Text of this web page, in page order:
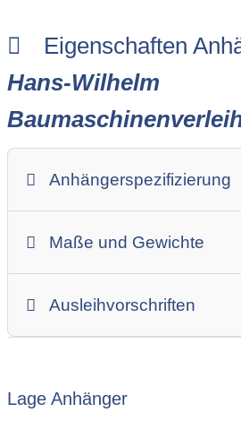
Eigenschaften
Hans-Wilhelm
Anhängerspezifizierung
Maße und Gewichte
Ausleihvorschriften
Bereitstellung und Rückgabe
Lage Anhänger